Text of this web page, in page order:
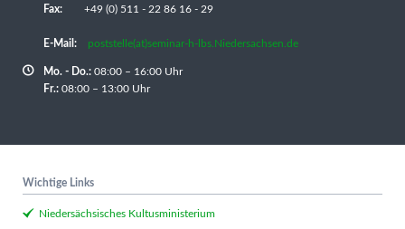
Fax:+49 (0) 511 - 22 86 16 - 29
E-Mail: poststelle(at)seminar-h-lbs.Niedersachsen.de
Mo. - Do.:08:00 – 16:00 Uhr
Fr.:08:00 – 13:00 Uhr
Wichtige Links
Niedersächsisches Kultusministerium